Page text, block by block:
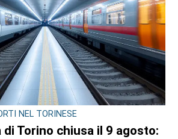
NEL TORINESE
Torino chiusa il 9 agosto: